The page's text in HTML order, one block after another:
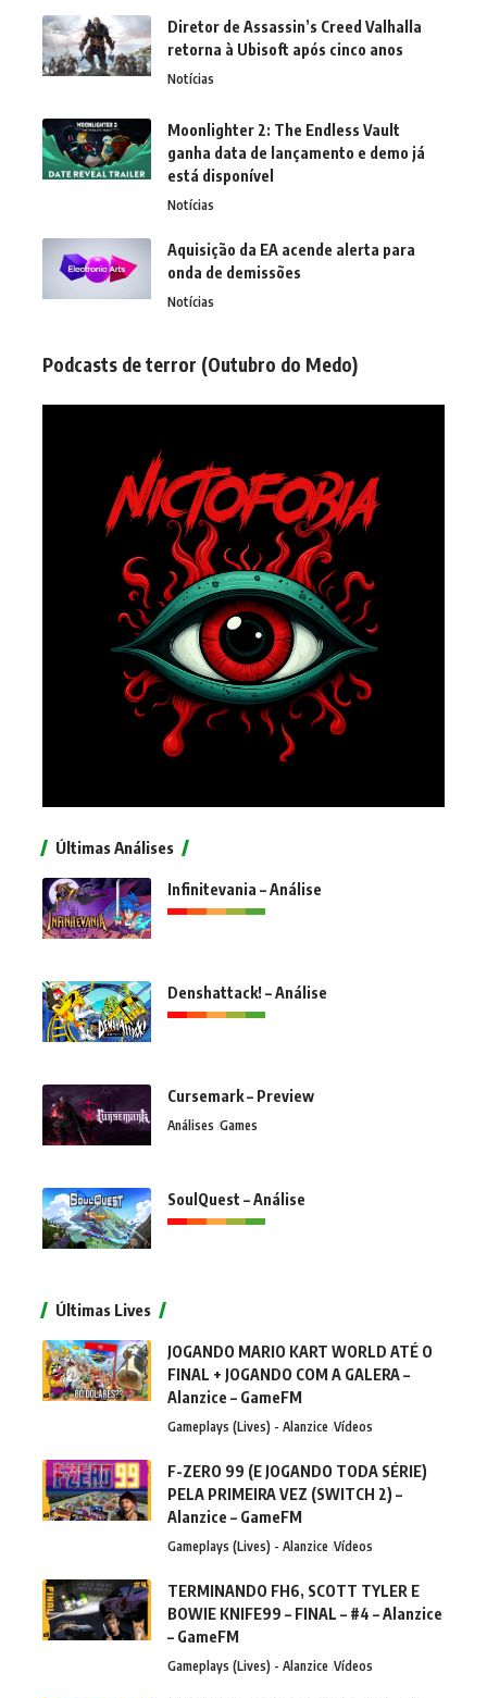
Diretor de Assassin’s Creed Valhalla
retorna à Ubisoft após cinco anos
Notícias
Moonlighter 2: The Endless Vault
ganha data de lançamento e demo já
está disponível
Notícias
Aquisição da EA acende alerta para
onda de demissões
Notícias
Podcasts de terror (Outubro do Medo)
Últimas Análises
Infinitevania – Análise
Denshattack! – Análise
Cursemark – Preview
Análises Games
SoulQuest – Análise
Últimas Lives
JOGANDO MARIO KART WORLD ATÉ O
FINAL + JOGANDO COM A GALERA –
Alanzice – GameFM
Gameplays (Lives) - Alanzice Vídeos
F-ZERO 99 (E JOGANDO TODA SÉRIE)
PELA PRIMEIRA VEZ (SWITCH 2) –
Alanzice – GameFM
Gameplays (Lives) - Alanzice Vídeos
TERMINANDO FH6, SCOTT TYLER E
BOWIE KNIFE99 – FINAL – #4 – Alanzice
– GameFM
Gameplays (Lives) - Alanzice Vídeos